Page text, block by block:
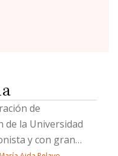
de
de la Universidad
y con gran